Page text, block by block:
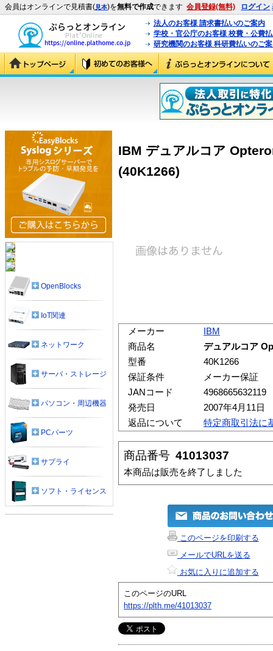
会員はオンラインで見積書(見本)を無料で作成できます 会員登録(無料) ログイン
法人のお客様 請求書払いのご案内
学校・官公庁のお客様 校費・公費
研究機関のお客様 科研費払いのご
IBM デュアルコア
(40K1266)
メーカー
IBM
商品名
デュアルコア
型番
40K1266
保証条件
メーカー保証
JANコード
4968665632119
発売日
2007年4月11日
返品について
特定商取引法に
商品番号 41013037
本商品は販売を終了しました
このページを印刷する
メールでURLを送る
お気に入りに追加する
このページのURL
https://plth.me/41013037
OpenBlocks
IoT関連
ネットワーク
サーバ・ストレージ
パソコン・周辺機器
PCパーツ
サプライ
ソフト・ライセンス